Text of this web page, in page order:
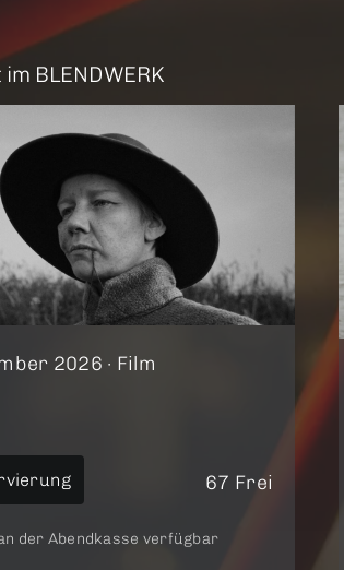
BLENDWERK
2026 · Film
67 Frei
der Abendkasse verfügbar